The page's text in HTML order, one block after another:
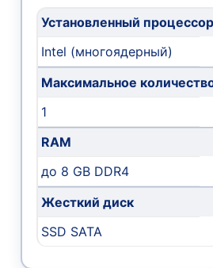
Установленный процессор
Intel (многоядерный)
Максимальное
1
RAM
до 8 GB DDR4
Жесткий диск
SSD SATA